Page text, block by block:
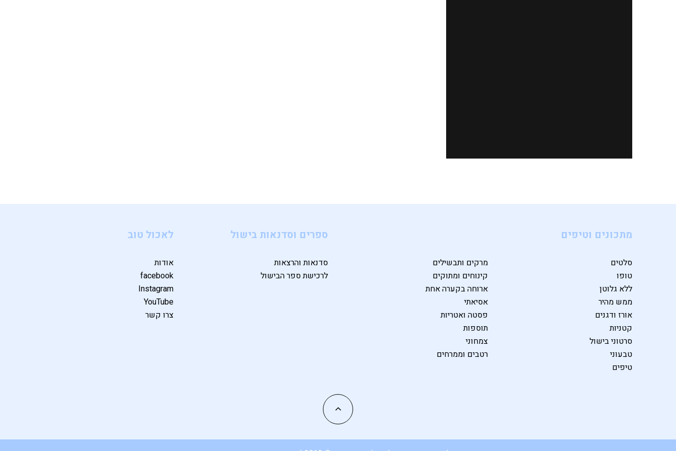
מתכונים וטיפים
סלטים
מרקים ותבשילים
טופו
קינוחים ומתוקים
ללא גלוטן
ארוחה בקערה אחת
ממש מהיר
אסיאתי
אורז ודגנים
פסטה ואטריות
קטניות
תוספות
סרטוני בישול
צמחוני
טבעוני
רטבים וממרחים
טיפים
ספרים וסדנאות בישול
סדנאות והרצאות
לרכישת ספר הבישול
לאכול טוב
אודות
facebook
Instagram
YouTube
צרו קשר